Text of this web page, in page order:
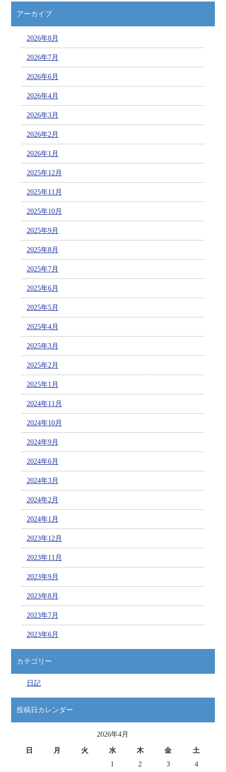
アーカイブ
2026年8月
2026年7月
2026年6月
2026年4月
2026年3月
2026年2月
2026年1月
2025年12月
2025年11月
2025年10月
2025年9月
2025年8月
2025年7月
2025年6月
2025年5月
2025年4月
2025年3月
2025年2月
2025年1月
2024年11月
2024年10月
2024年9月
2024年6月
2024年3月
2024年2月
2024年1月
2023年12月
2023年11月
2023年9月
2023年8月
2023年7月
2023年6月
カテゴリー
日記
投稿日カレンダー
2026年4月
日 月 火 水 木 金
土
1
2 3 4